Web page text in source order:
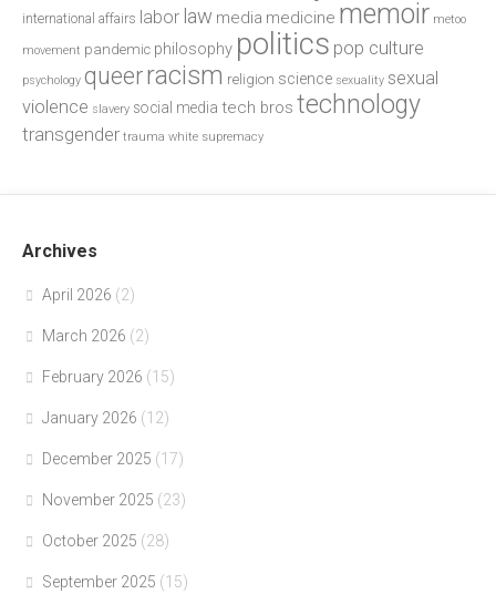
international affairs labor law media medicine memoir metoo
movement pandemic philosophy politics pop culture
psychology queerracism religion science sexuality sexual
violence slavery social media tech bros technology
transgender trauma white supremacy
Archives
April 2026 (2)
March 2026 (2)
February 2026 (15)
January 2026 (12)
December 2025 (17)
November 2025 (23)
October 2025 (28)
September 2025 (15)